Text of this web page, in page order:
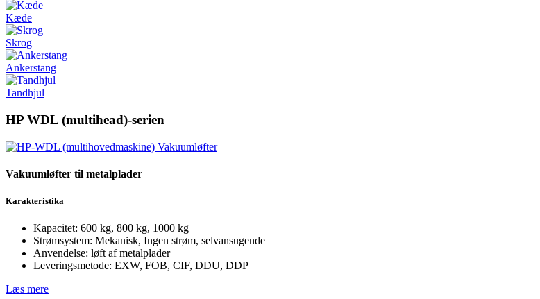
Kæde
Skrog
Ankerstang
Tandhjul
HP WDL (multihead)-serien
Vakuumløfter til metalplader
Karakteristika
Kapacitet: 600 kg, 800 kg, 1000 kg
Strømsystem: Mekanisk, Ingen strøm, selvansugende
Anvendelse: løft af metalplader
Leveringsmetode: EXW, FOB, CIF, DDU, DDP
Læs mere